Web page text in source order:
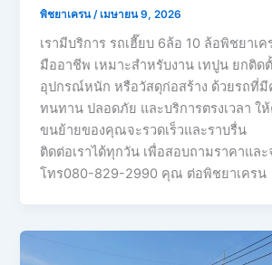
พิชยาเครน / เมษายน 9, 2026
เรามีบริการ รถเฮี๊ยบ 6ล้อ 10 ล้อพิชยาเ
มืออาชีพ เหมาะสำหรับงาน เทปูน ยกติด
อุปกรณ์หนัก หรือวัสดุก่อสร้าง ด้วยรถที่มี
ทนทาน ปลอดภัย และบริการตรงเวลา ใ
ขนย้ายของคุณจะรวดเร็วและราบรื่น
ติดต่อเราได้ทุกวัน เพื่อสอบถามราคาแล
โทร080-829-2990 คุณ ต่อพิชยาเครน